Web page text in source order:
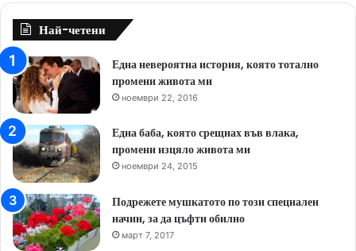
Най-четени
Една невероятна история, която тотално
промени живота ми
ноември 22, 2016
Една баба, която срещнах във влака,
промени изцяло живота ми
ноември 24, 2015
Подрежете мушкатото по този специален
начин, за да цъфти обилно
март 7, 2017